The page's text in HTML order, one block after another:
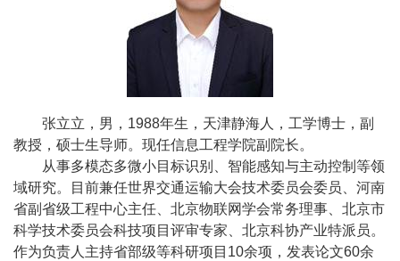
设
置
张立立，男， 1988年生，天津静海人，工学博士，副
教授，硕士生导师。现任信息工程学院副院长。
从事多模态多微小目标识别、智能感知与主动控制等领
域研究。目前兼任世界交通运输大会技术委员会委员、河南
省副省级工程中心主任、北京物联网学会常务理事、北京市
科学技术委员会科技项目评审专家、北京科协产业特派员。
作为负责人主持省部级等科研项目 10余项，发表论文60余